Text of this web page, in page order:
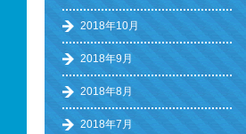
2018年10月
2018年9月
2018年8月
2018年7月